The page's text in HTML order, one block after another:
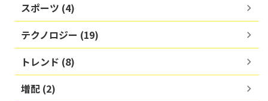
スポーツ (4)
テクノロジー (19)
トレンド (8)
増配 (2)